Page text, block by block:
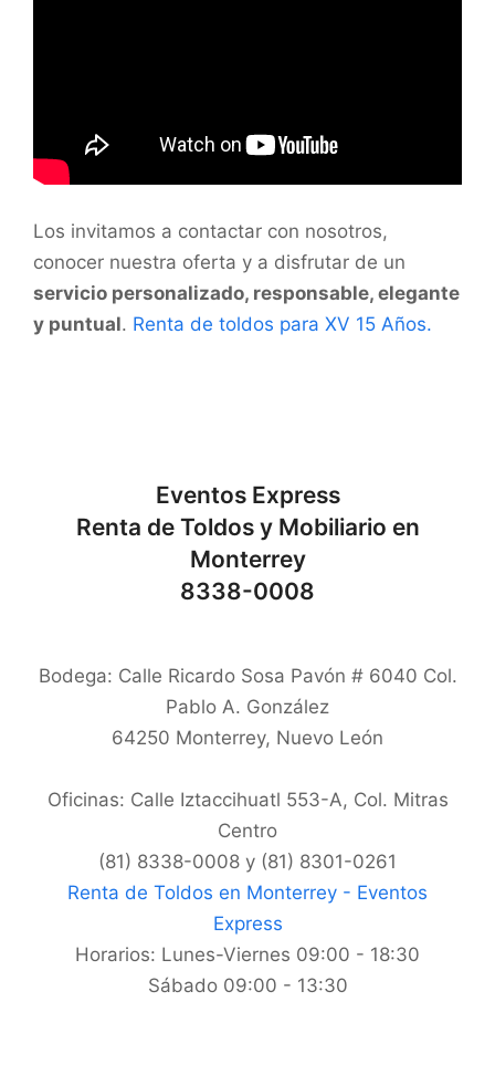
Los invitamos a contactar con nosotros,
conocer nuestra oferta y a disfrutar de un
servicio personalizado, responsable, elegante
y puntual. Renta de toldos para XV 15 Años.
Eventos Express
Renta de Toldos y Mobiliario en
Monterrey
8338-0008
Bodega: Calle Ricardo Sosa Pavón # 6040 Col.
Pablo A. González
64250 Monterrey, Nuevo León
Oficinas: Calle Iztaccihuatl 553-A, Col. Mitras
Centro
(81) 8338-0008 y (81) 8301-0261
Renta de Toldos en Monterrey - Eventos
Express
Horarios: Lunes-Viernes 09:00 - 18:30
Sábado 09:00 - 13:30